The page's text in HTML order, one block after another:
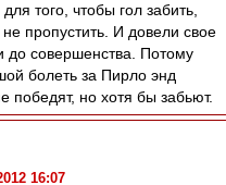
того, чтобы гол забить,
пропустить. И довели свое
до совершенства. Потому
болеть за Пирло энд
победят, но хотя бы забьют.
16:07